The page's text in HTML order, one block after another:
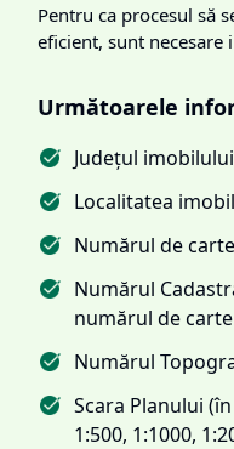
Pentru ca procesul să
eficient, sunt
Următoarele
Județul imobilului
Localitatea
Numărul de
Numărul
numărul de
Numărul
Scara Planului
1:500, 1:1000,